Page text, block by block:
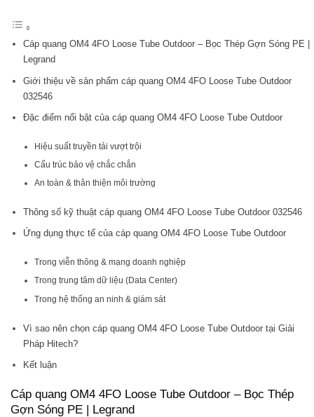
Cáp quang OM4 4FO Loose Tube Outdoor – Bọc Thép Gợn Sóng PE |
Legrand
Giới thiệu về sản phẩm cáp quang OM4 4FO Loose Tube Outdoor
032546
Đặc điểm nổi bật của cáp quang OM4 4FO Loose Tube Outdoor
Hiệu suất truyền tải vượt trội
Cấu trúc bảo vệ chắc chắn
An toàn & thân thiện môi trường
Thông số kỹ thuật cáp quang OM4 4FO Loose Tube Outdoor 032546
Ứng dụng thực tế của cáp quang OM4 4FO Loose Tube Outdoor
Trong viễn thông & mạng doanh nghiệp
Trong trung tâm dữ liệu (Data Center)
Trong hệ thống an ninh & giám sát
Vì sao nên chọn cáp quang OM4 4FO Loose Tube Outdoor tại Giải
Pháp Hitech?
Kết luận
Cáp quang OM4 4FO Loose Tube Outdoor – Bọc Thép
Gợn Sóng PE | Legrand